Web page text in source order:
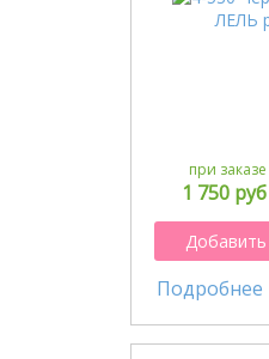
при
1 750 руб
Добавить
Подробнее